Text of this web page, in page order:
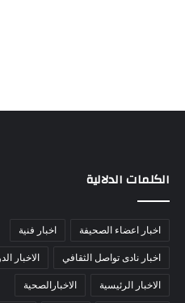
الكلمات الدلالية
اخبار اعضاء الصحيفة اخبار فنية
اخبار نادى تواصل الثقافي الاخبار
الاخبار الرئيسية الاخبارالصحية